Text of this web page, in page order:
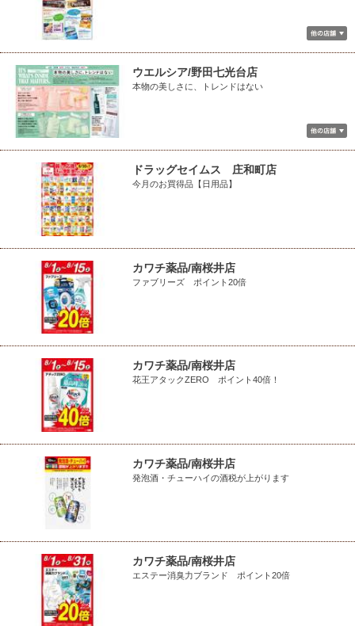
ウエルシア/野田七光台店
本物の美しさに、トレンドはない
ドラッグセイムス 庄和町店
今月のお買得品【日用品】
カワチ薬品/南桜井店
ファブリーズ ポイント20倍
カワチ薬品/南桜井店
花王アタックZERO ポイント40倍！
カワチ薬品/南桜井店
発泡酒・チューハイの酒税が上がります
カワチ薬品/南桜井店
エステー消臭力ブランド ポイント20倍